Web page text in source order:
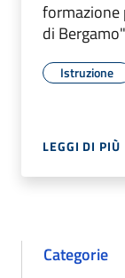
formazione
di
Istruzione
LEGGI DI PIÙ
Categorie